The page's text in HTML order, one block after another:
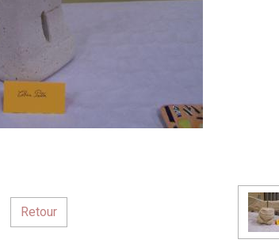
Retour